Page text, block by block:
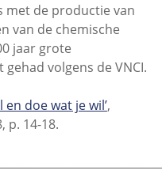
met de productie van
van de chemische
jaar grote
volgens de VNCI.
en doe wat je wil’,
p. 14-18.